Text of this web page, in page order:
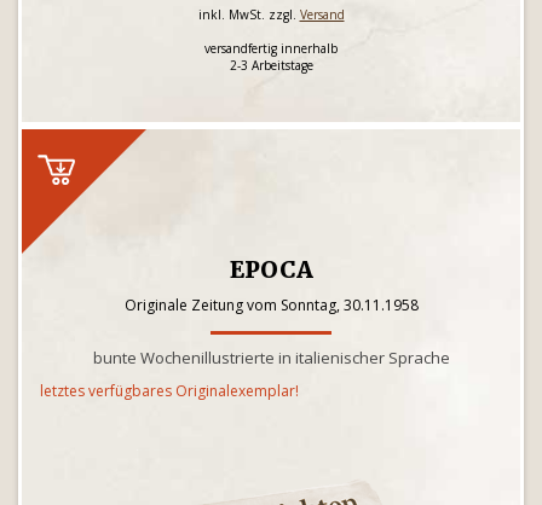
inkl. MwSt. zzgl. Versand
versandfertig innerhalb
2-3 Arbeitstage
EPOCA
Originale Zeitung vom Sonntag, 30.11.1958
bunte Wochenillustrierte in italienischer Sprache
letztes verfügbares Originalexemplar!